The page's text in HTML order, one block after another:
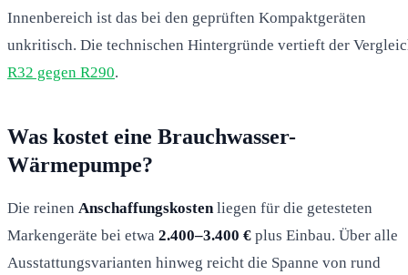
Innenbereich ist das bei den geprüften Kompaktgeräten
unkritisch. Die technischen Hintergründe vertieft der
R32 gegen R290.
Was kostet eine Brauchwasser-
Wärmepumpe?
Die reinen Anschaffungskosten liegen für die getesteten
Markengeräte bei etwa 2.400–3.400 € plus Einbau. Über alle
Ausstattungsvarianten hinweg reicht die Spanne von rund